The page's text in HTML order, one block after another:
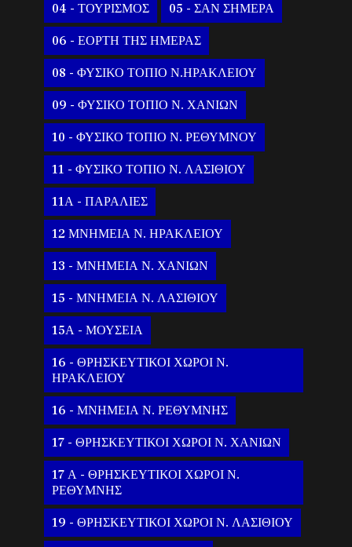
04 - ΤΟΥΡΙΣΜΟΣ 05 - ΣΑΝ ΣΗΜΕΡΑ
06 - ΕΟΡΤΗ ΤΗΣ ΗΜΕΡΑΣ
08 - ΦΥΣΙΚΟ ΤΟΠΙΟ Ν.ΗΡΑΚΛΕΙΟΥ
09 - ΦΥΣΙΚΟ ΤΟΠΙΟ Ν. ΧΑΝΙΩΝ
10 - ΦΥΣΙΚΟ ΤΟΠΙΟ Ν. ΡΕΘΥΜΝΟΥ
11 - ΦΥΣΙΚΟ ΤΟΠΙΟ Ν. ΛΑΣΙΘΙΟΥ
11Α - ΠΑΡΑΛΙΕΣ
12 ΜΝΗΜΕΙΑ Ν. ΗΡΑΚΛΕΙΟΥ
13 - ΜΝΗΜΕΙΑ Ν. ΧΑΝΙΩΝ
15 - ΜΝΗΜΕΙΑ Ν. ΛΑΣΙΘΙΟΥ
15Α - ΜΟΥΣΕΙΑ
16 - ΘΡΗΣΚΕΥΤΙΚΟΙ ΧΩΡΟΙ Ν.
ΗΡΑΚΛΕΙΟΥ
16 - ΜΝΗΜΕΙΑ Ν. ΡΕΘΥΜΝΗΣ
17 - ΘΡΗΣΚΕΥΤΙΚΟΙ ΧΩΡΟΙ Ν. ΧΑΝΙΩΝ
17 Α - ΘΡΗΣΚΕΥΤΙΚΟΙ ΧΩΡΟΙ Ν.
ΡΕΘΥΜΝΗΣ
19 - ΘΡΗΣΚΕΥΤΙΚΟΙ ΧΩΡΟΙ Ν. ΛΑΣΙΘΙΟΥ